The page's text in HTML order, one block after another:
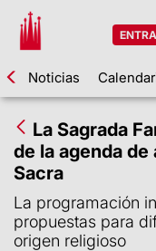
Noticias
La Sagrada
de la agenda
Sacra
La programación
propuestas para
origen religioso